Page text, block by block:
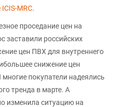
MRC.
проседание цен на
заставили российских
цен ПВХ для внутреннего
снижение цен
покупатели надеялись
тренда в марте. А
изменила ситуацию на